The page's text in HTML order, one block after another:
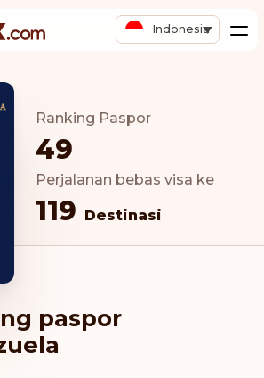
Indonesia
Ranking Paspor
49
Perjalanan bebas visa ke
119 Destinasi
paspor